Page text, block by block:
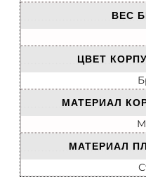
ВЕС
ЦВЕТ
МАТЕРИАЛ
МАТЕРИАЛ